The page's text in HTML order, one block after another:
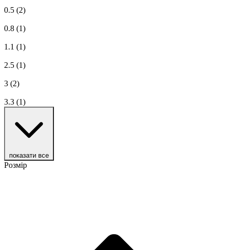
0.5 (2)
0.8 (1)
1.1 (1)
2.5 (1)
3 (2)
3.3 (1)
показати все
Розмір